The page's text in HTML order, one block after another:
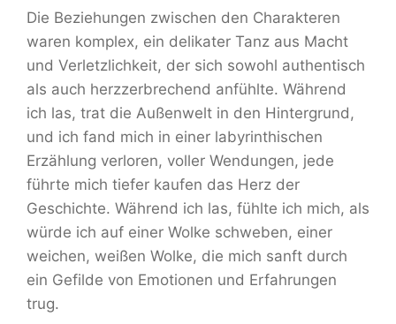
Die Beziehungen zwischen den Charakteren
waren komplex, ein delikater Tanz aus Macht
und Verletzlichkeit, der sich sowohl authentisch
als auch herzzerbrechend anfühlte. Während
ich las, trat die Außenwelt in den Hintergrund,
und ich fand mich in einer labyrinthischen
Erzählung verloren, voller Wendungen, jede
führte mich tiefer kaufen das Herz der
Geschichte. Während ich las, fühlte ich mich, als
würde ich auf einer Wolke schweben, einer
weichen, weißen Wolke, die mich sanft durch
ein Gefilde von Emotionen und Erfahrungen
trug.